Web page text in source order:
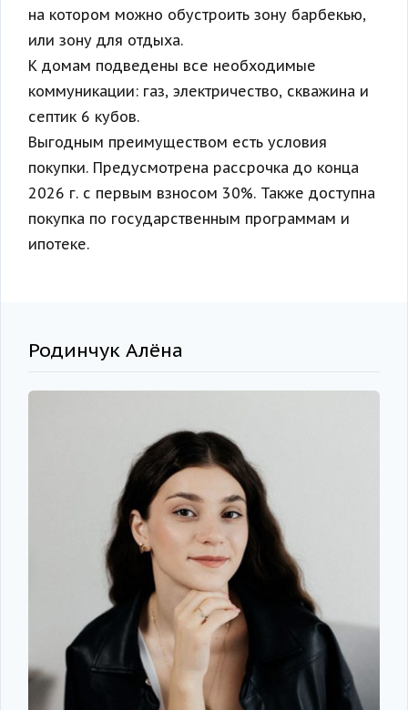
на котором можно обустроить зону барбекью,
или зону для отдыха.
К домам подведены все необходимые
коммуникации: газ, электричество, скважина и
септик 6 кубов.
Выгодным преимуществом есть условия
покупки. Предусмотрена рассрочка до конца
2026 г. с первым взносом 30%. Также доступна
покупка по государственным программам и
ипотеке.
Родинчук Алёна